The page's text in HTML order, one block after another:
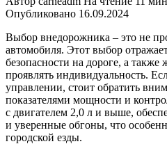
Опубликовано 16.09.2024
Выбор внедорожника – это не
автомобиля. Этот выбор
безопасности на дороге, а также
проявлять индивидуальность.
управлении, стоит обратить
показателями мощности и
с двигателем 2,0 л и выше,
и уверенные обгоны, что
городской езды.